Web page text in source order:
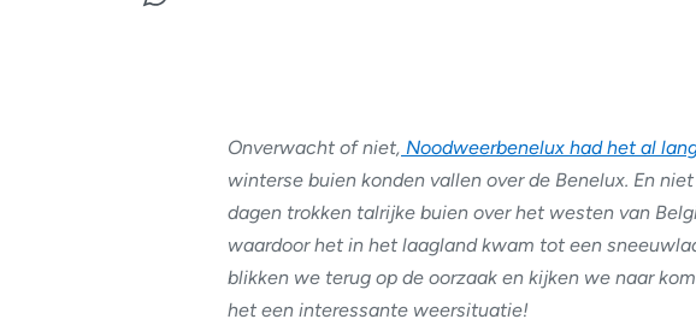
Onverwacht of niet, Noodweerbenelux had het al
winterse buien konden vallen over de Benelux. En
dagen trokken talrijke buien over het westen van
waardoor het in het laagland kwam tot een
blikken we terug op de oorzaak en kijken we naar
het een interessante weersituatie!